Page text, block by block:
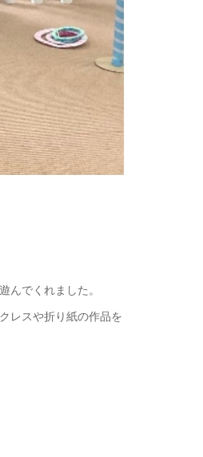
でくれました。
レスや折り紙の作品を